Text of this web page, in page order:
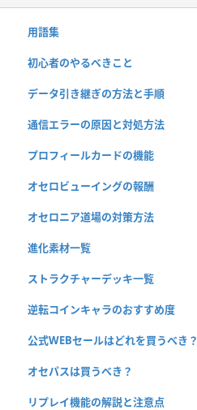
用語集
初心者のやるべきこと
データ引き継ぎの方法と手順
通信エラーの原因と対処方法
プロフィールカードの機能
オセロビューイングの報酬
オセロニア道場の対策方法
進化素材一覧
ストラクチャーデッキ一覧
逆転コインキャラのおすすめ度
公式WEBセールはどれを買うべき？
オセパスは買うべき？
リプレイ機能の解説と注意点